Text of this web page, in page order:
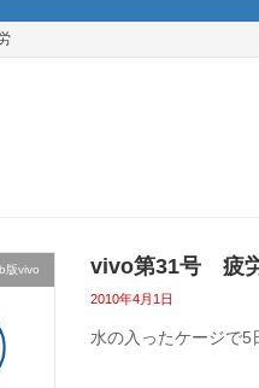
版vivo vivo第31号 疲
2010年4月1日
水の入ったケージで5